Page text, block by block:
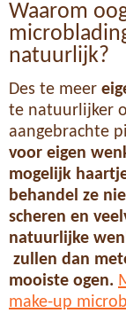
Waarom
natuurlijk?
Des te meer
te natuurlijker
aangebrachte
voor eigen
mogelijk
behandel ze
scheren en
natuurlijke
zullen dan
mooiste ogen.
make-up